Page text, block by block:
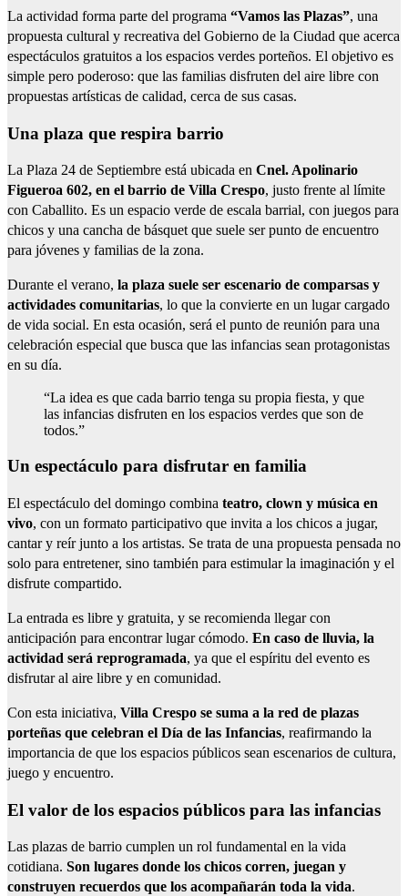
La actividad forma parte del programa “Vamos las Plazas”, una
propuesta cultural y recreativa del Gobierno de la Ciudad que acerca
espectáculos gratuitos a los espacios verdes porteños. El objetivo es
simple pero poderoso: que las familias disfruten del aire libre con
propuestas artísticas de calidad, cerca de sus casas.
Una plaza que respira barrio
La Plaza 24 de Septiembre está ubicada en Cnel. Apolinario
Figueroa 602, en el barrio de Villa Crespo, justo frente al límite
con Caballito. Es un espacio verde de escala barrial, con juegos para
chicos y una cancha de básquet que suele ser punto de encuentro
para jóvenes y familias de la zona.
Durante el verano, la plaza suele ser escenario de comparsas y
actividades comunitarias, lo que la convierte en un lugar cargado
de vida social. En esta ocasión, será el punto de reunión para una
celebración especial que busca que las infancias sean protagonistas
en su día.
“La idea es que cada barrio tenga su propia fiesta, y que
las infancias disfruten en los espacios verdes que son de
todos.”
Un espectáculo para disfrutar en familia
El espectáculo del domingo combina teatro, clown y música en
vivo, con un formato participativo que invita a los chicos a jugar,
cantar y reír junto a los artistas. Se trata de una propuesta pensada no
solo para entretener, sino también para estimular la imaginación y el
disfrute compartido.
La entrada es libre y gratuita, y se recomienda llegar con
anticipación para encontrar lugar cómodo. En caso de lluvia, la
actividad será reprogramada, ya que el espíritu del evento es
disfrutar al aire libre y en comunidad.
Con esta iniciativa, Villa Crespo se suma a la red de plazas
porteñas que celebran el Día de las Infancias, reafirmando la
importancia de que los espacios públicos sean escenarios de cultura,
juego y encuentro.
El valor de los espacios públicos para las infancias
Las plazas de barrio cumplen un rol fundamental en la vida
cotidiana. Son lugares donde los chicos corren, juegan y
construyen recuerdos que los acompañarán toda la vida.